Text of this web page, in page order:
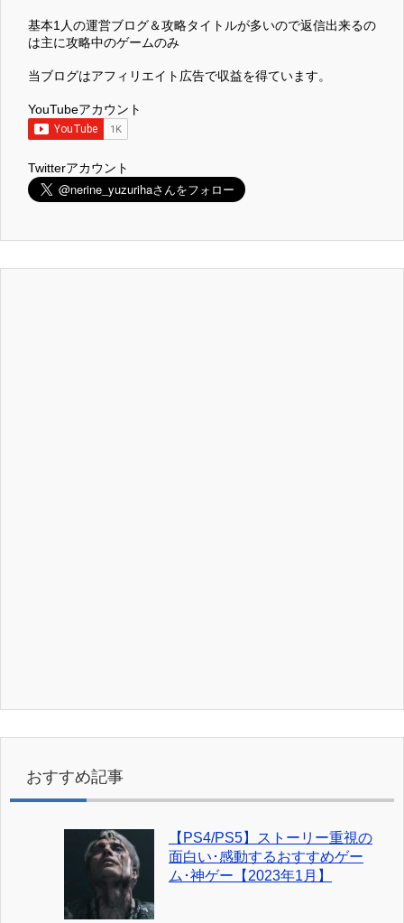
基本1人の運営ブログ＆攻略タイトルが多いので返信出来るの
は主に攻略中のゲームのみ
当ブログはアフィリエイト広告で収益を得ています。
YouTubeアカウント
Twitterアカウント
おすすめ記事
【PS4/PS5】ストーリー重視の
面白い･感動するおすすめゲー
ム･神ゲー【2023年1月】